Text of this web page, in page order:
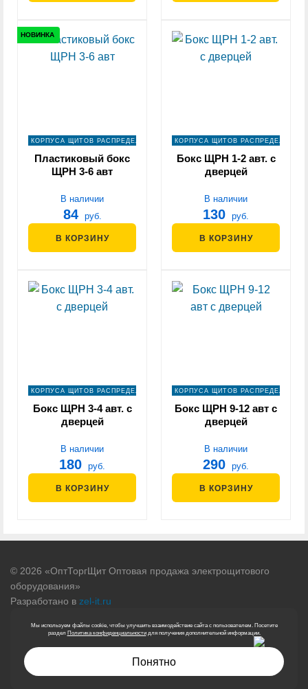
НОВИНКА
КОРПУСА ЩИТОВ РАСПРЕДЕЛЕНИЯ
Пластиковый бокс
ЩРН 3-6 авт
В наличии
84 руб.
В КОРЗИНУ
КОРПУСА ЩИТОВ РАСПРЕДЕЛЕНИЯ
Бокс ЩРН 1-2 авт. с
дверцей
В наличии
130 руб.
В КОРЗИНУ
КОРПУСА ЩИТОВ РАСПРЕДЕЛЕНИЯ
Бокс ЩРН 3-4 авт. с
дверцей
В наличии
180 руб.
В КОРЗИНУ
КОРПУСА ЩИТОВ РАСПРЕДЕЛЕНИЯ
Бокс ЩРН 9-12 авт с
дверцей
В наличии
290 руб.
В КОРЗИНУ
© 2026 «ОптТоргЩит Оптовая продажа электрощитового
оборудования»
Разработано в zel-it.ru
Согласие на обработку персональных данных
Информация, представленная на сайте, не является
публичной офертой.
Мы используем файлы cookie, чтобы улучшить взаимодействие сайта с пользователем. Посетите
раздел Политика конфиденциальностидля получения дополнительной информации.
Понятно